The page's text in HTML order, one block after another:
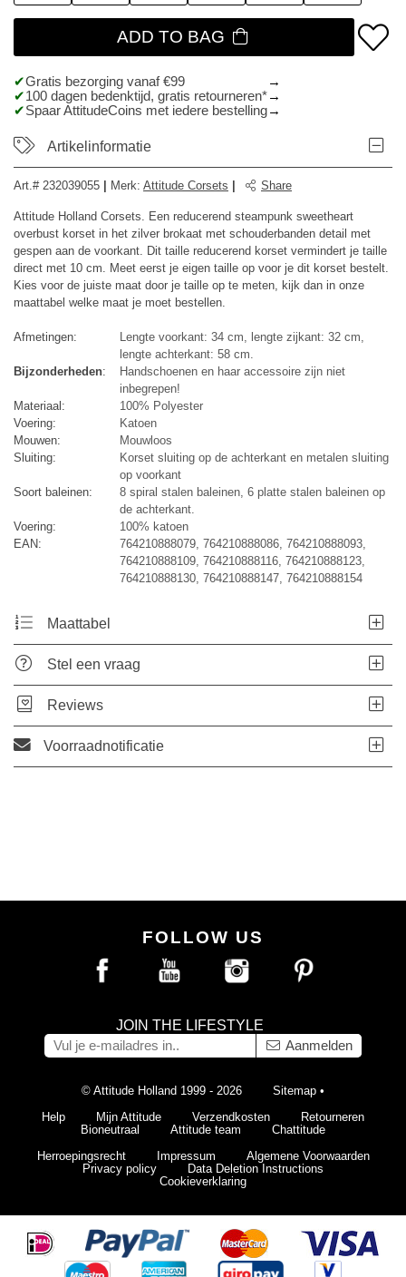
ADD TO BAG
Gratis bezorging vanaf €99
100 dagen bedenktijd, gratis retourneren*
Spaar AttitudeCoins met iedere bestelling
Artikelinformatie
Art.# 232039055 Merk: Attitude Corsets Share
Attitude Holland Corsets. Een reducerend steampunk sweetheart
overbust korset in het zilver brokaat met schouderbanden detail met
gespen aan de voorkant. Dit taille reducerend korset vermindert je taille
direct met 10 cm. Meet eerst je eigen taille op voor je dit korset bestelt.
Kies voor de juiste maat door je taille op te meten, kijk dan in onze
maattabel welke maat je moet bestellen.
Afmetingen:
Lengte voorkant: 34 cm, lengte zijkant: 32 cm,
lengte achterkant: 58 cm.
Bijzonderheden:
Handschoenen en haar accessoire zijn niet
inbegrepen!
Materiaal:
100% Polyester
Voering:
Katoen
Mouwen:
Mouwloos
Sluiting:
Korset sluiting op de achterkant en metalen sluiting
op voorkant
Soort baleinen:
8 spiral stalen baleinen, 6 platte stalen baleinen op
de achterkant.
Voering:
100% katoen
EAN:
764210888079, 764210888086, 764210888093,
764210888109, 764210888116, 764210888123,
764210888130, 764210888147, 764210888154
Maattabel
Stel een vraag
Reviews
Voorraadnotificatie
FOLLOW US
JOIN THE LIFESTYLE
Aanmelden
© Attitude Holland 1999 - 2026 Sitemap •
Help
Mijn Attitude Verzendkosten
Retourneren
Bioneutraal
Attitude team
Chattitude
Herroepingsrecht
Impressum
Algemene Voorwaarden
Privacy policy
Data Deletion Instructions
Cookieverklaring